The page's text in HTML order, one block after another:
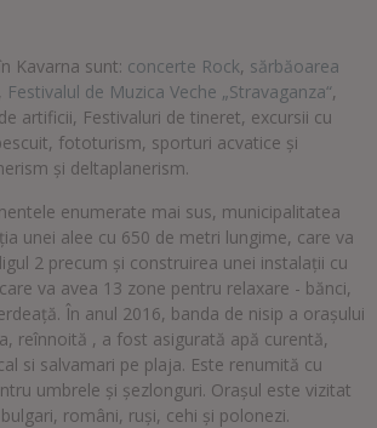
Kavarna sunt: concerte Rock, sărbăoarea
Festivalul de Muzica Veche „Stravaganza“,
artificii, Festivaluri de tineret, excursii cu
fototurism, sporturi acvatice și
şi deltaplanerism.
enumerate mai sus, municipalitatea
unei alee cu 650 de metri lungime, care va
2 precum și construirea unei instalaţii cu
va avea 13 zone pentru relaxare - bănci,
În anul 2016, banda de nisip a orașului
reînnoită , a fost asigurată apă curentă,
si salvamari pe plaja. Este renumită cu
umbrele și șezlonguri. Orașul este vizitat
români, ruși, cehi și polonezi.